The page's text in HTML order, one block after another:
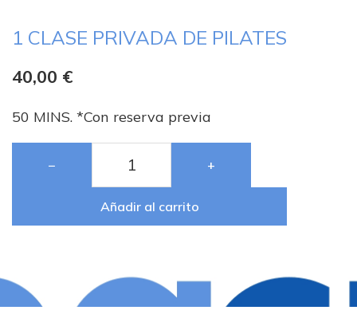
1 CLASE PRIVADA DE PILATES
40,00 €
50 MINS. *Con reserva previa
− +
Añadir al carrito